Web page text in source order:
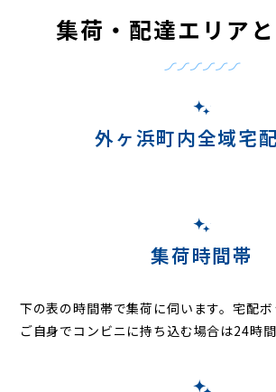
集荷・配達エリア
外ヶ浜町内全域宅
集荷時間帯
下の表の時間帯で集荷に伺います。宅配ボ
ご自身でコンビニに持ち込む場合は24時間